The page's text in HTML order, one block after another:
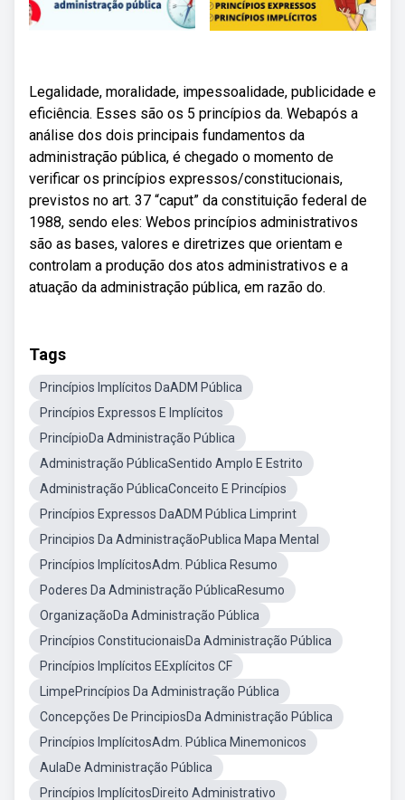
Legalidade, moralidade, impessoalidade, publicidade e
eficiência. Esses são os 5 princípios da. Webapós a
análise dos dois principais fundamentos da
administração pública, é chegado o momento de
verificar os princípios expressos/constitucionais,
previstos no art. 37 “caput” da constituição federal de
1988, sendo eles: Webos princípios administrativos
são as bases, valores e diretrizes que orientam e
controlam a produção dos atos administrativos e a
atuação da administração pública, em razão do.
Tags
Princípios Implícitos DaADM Pública
Princípios Expressos E Implícitos
PrincípioDa Administração Pública
Administração PúblicaSentido Amplo E Estrito
Administração PúblicaConceito E Princípios
Princípios Expressos DaADM Pública Limprint
Principios Da AdministraçãoPublica Mapa Mental
Princípios ImplícitosAdm. Pública Resumo
Poderes Da Administração PúblicaResumo
OrganizaçãoDa Administração Pública
Princípios ConstitucionaisDa Administração Pública
Princípios Implícitos EExplícitos CF
LimpePrincípios Da Administração Pública
Concepções De PrincipiosDa Administração Pública
Princípios ImplícitosAdm. Pública Minemonicos
AulaDe Administração Pública
Princípios ImplícitosDireito Administrativo